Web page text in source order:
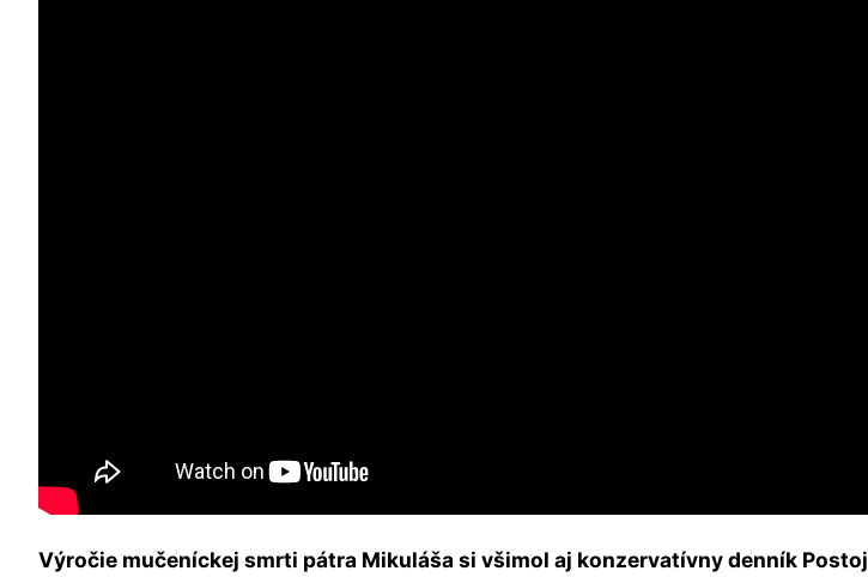
Výročie mučeníckej smrti pátra Mikuláša si všimol aj konzervatívny denník Postoj